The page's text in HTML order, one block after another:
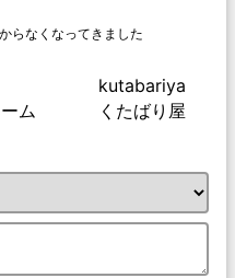
らなくなってきました
kutabariya
ム
くたばり屋